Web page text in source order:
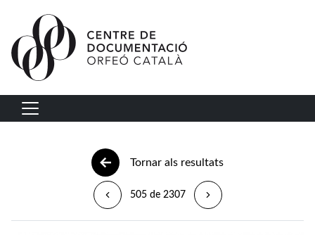
Vés al contingut
Navegació principal
Tornar als resultats
505 de 2307